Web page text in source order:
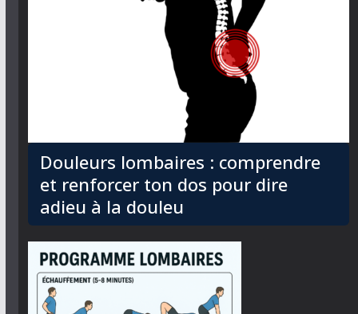
Douleurs lombaires : comprendre
et renforcer ton dos pour dire
adieu à la douleu